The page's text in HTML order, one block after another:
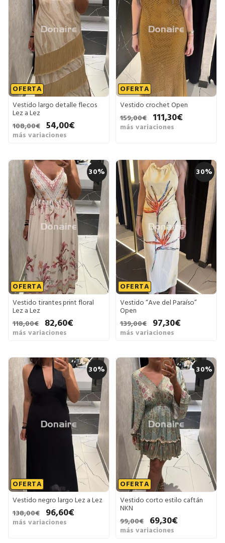
OFERTA
Vestido largo detalle flecos
Lez a Lez
108,00€ 54,00€
más variaciones
OFERTA
Vestido crochet Open
159,00€
111,30€
más variaciones
30%
OFERTA
Vestido tirantes print floral
Lez a Lez
118,00€
82,60€
más variaciones
30%
OFERTA
Vestido “Ave del Paraíso”
Open
139,00€
97,30€
más variaciones
30%
OFERTA
Vestido negro largo Lez a Lez
138,00€
96,60€
más variaciones
30%
OFERTA
Vestido corto estilo caftán
NKN
99,00€
69,30€
más variaciones